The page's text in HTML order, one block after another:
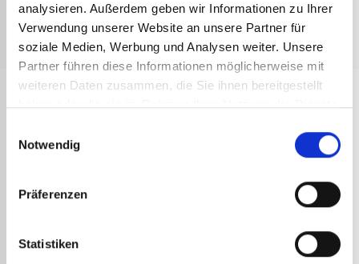
analysieren. Außerdem geben wir Informationen zu Ihrer
Verwendung unserer Website an unsere Partner für
soziale Medien, Werbung und Analysen weiter. Unsere
Partner führen diese Informationen möglicherweise mit
weiteren Daten zusammen, die Sie ihnen bereitgestellt
haben oder die sie im Rahmen Ihrer Nutzung der Dienste
Notwendig
Präferenzen
Statistiken
Gebrauchsanweisung Abdichtungsset Stainless
Steel' Express 6421
ANDERE